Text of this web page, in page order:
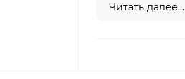
Читать далее...